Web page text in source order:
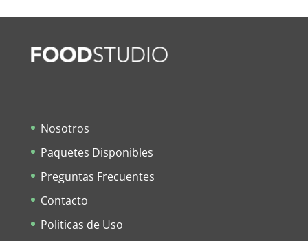
Nosotros
Paquetes Disponibles
Preguntas Frecuentes
Contacto
Politicas de Uso